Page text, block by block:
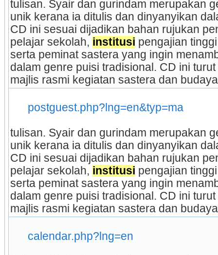
tulisan. Syair dan gurindam merupakan
unik kerana ia ditulis dan dinyanyikan
CD ini sesuai dijadikan bahan rujukan
pelajar sekolah, institusi pengajian
serta peminat sastera yang ingin
dalam genre puisi tradisional. CD ini
majlis rasmi kegiatan sastera dan
postguest.php?lng=en&typ=ma
tulisan. Syair dan gurindam merupakan
unik kerana ia ditulis dan dinyanyikan
CD ini sesuai dijadikan bahan rujukan
pelajar sekolah, institusi pengajian
serta peminat sastera yang ingin
dalam genre puisi tradisional. CD ini
majlis rasmi kegiatan sastera dan
calendar.php?lng=en